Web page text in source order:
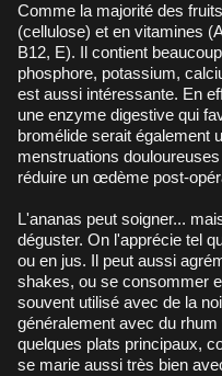
Comme la majorité des fruits, l’ananas est riche en fibres
(cellulose) et en vitamines
B12, E). Il contient
phosphore, potassium,
est aussi intéressante. En
une enzyme digestive qui
bromélide serait également
menstruations
réduire un œdème post-
L'ananas peut soigner...
déguster. On l'apprécie tel
ou en jus. Il peut aussi
shakes, ou se consommer
souvent utilisé avec de la
généralement avec du
quelques plats principaux,
se marie aussi très bien